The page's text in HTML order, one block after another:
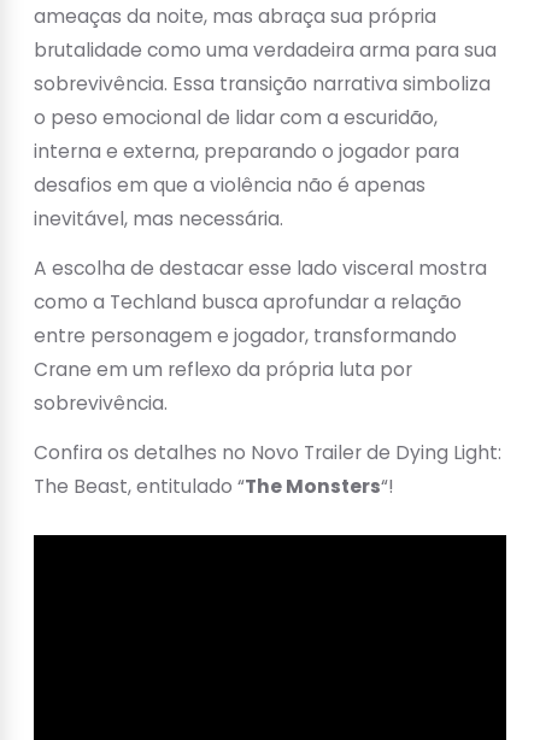
ameaças da noite, mas abraça sua própria
brutalidade como uma verdadeira arma para sua
sobrevivência. Essa transição narrativa simboliza
o peso emocional de lidar com a escuridão,
interna e externa, preparando o jogador para
desafios em que a violência não é apenas
inevitável, mas necessária.
A escolha de destacar esse lado visceral mostra
como a Techland busca aprofundar a relação
entre personagem e jogador, transformando
Crane em um reflexo da própria luta por
sobrevivência.
Confira os detalhes no Novo Trailer de Dying Light:
The Beast, entitulado “The Monsters“!